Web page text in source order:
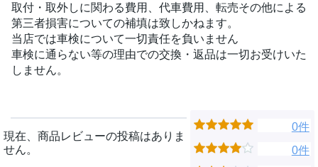
取付・取外しに関わる費用、代車費用、転売その他による
第三者損害についての補填は致しかねます。
当店では車検について一切責任を負いません
車検に通らない等の理由での交換・返品は一切お受けいた
しません。
現在、商品レビューの投稿はありま
せん。
0件
0件